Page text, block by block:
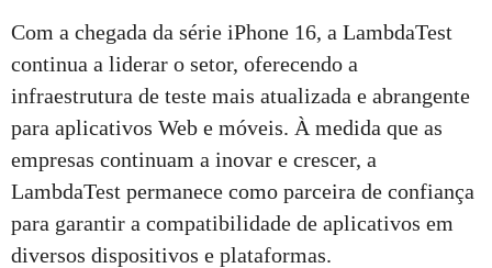
Com a chegada da série iPhone 16, a LambdaTest
continua a liderar o setor, oferecendo a
infraestrutura de teste mais atualizada e abrangente
para aplicativos Web e móveis. À medida que as
empresas continuam a inovar e crescer, a
LambdaTest permanece como parceira de confiança
para garantir a compatibilidade de aplicativos em
diversos dispositivos e plataformas.